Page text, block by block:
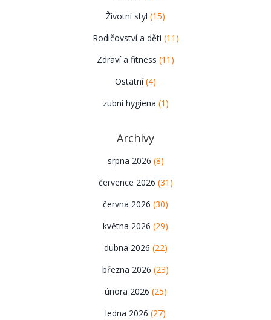
Životní styl (15)
Rodičovství a děti (11)
Zdraví a fitness (11)
Ostatní(4)
zubní hygiena (1)
Archivy
srpna 2026 (8)
července 2026 (31)
června 2026 (30)
května 2026 (29)
dubna 2026 (22)
března 2026 (23)
února 2026 (25)
ledna 2026 (27)